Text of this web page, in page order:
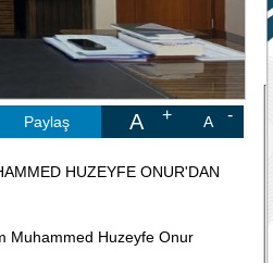
Paylaş A A
HUZEYFE ONUR'DAN
Muhammed Huzeyfe Onur